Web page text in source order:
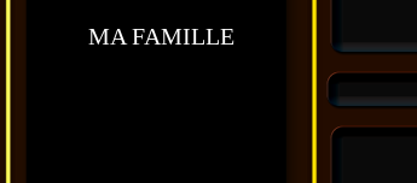
MA FAMILLE